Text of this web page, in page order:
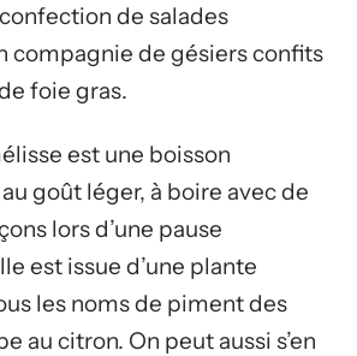
de salades
compagnie de gésiers confits
foie gras.
est une boisson
goût léger, à boire avec de
lors d’une pause
est issue d’une plante
les noms de piment des
au citron. On peut aussi s’en